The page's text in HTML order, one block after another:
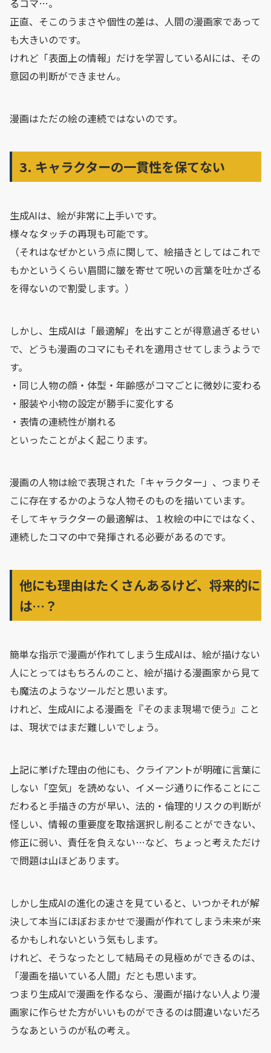
るコマ…。
正直、そこのうまさや個性の差は、人間の漫画家であって
も大きいのです。
けれど「表面上の情報」だけを学習しているAIには、その
意図の判断ができません。
漫画はただの絵の連続ではないのです。
3. キャラクターの一貫性を保てない
生成AIは、絵が非常に上手いです。
様々なタッチの再現も可能です。
（それはなぜかという点に関して、絵描きとしてはこれで
もかというくらい眉間に皺を寄せて呪いの言葉を吐かざる
を得ないので割愛します。）
しかし、生成AIは「最適解」を出すことが得意過ぎるせい
で、どうも漫画のコマにもそれを適用させてしまうようで
す。
・同じ人物の顔・体型・年齢感がコマごとに微妙に変わる
・服装や小物の設定が勝手に変化する
・表情の連続性が崩れる
といったことがよく起こります。
漫画の人物は絵で表現された「キャラクター」、つまりそ
こに存在するかのような人物そのものを描いています。
そしてキャラクターの最適解は、１枚絵の中にではなく、
連続したコマの中で発揮される必要があるのです。
他にも理由はたくさんあるけど、将来的に
は…？
簡単な指示で漫画が作れてしまう生成AIは、絵が描けない
人にとってはもちろんのこと、絵が描ける漫画家から見て
も魔法のようなツールだと思います。
けれど、生成AIによる漫画を『そのまま現場で使う』こと
は、現状ではまだ難しいでしょう。
上記に挙げた理由の他にも、クライアントが明確に言葉に
しない「空気」を読めない、イメージ通りに作ることにこ
だわると手描きの方が早い、法的・倫理的リスクの判断が
怪しい、情報の重要度を取捨選択し削ることができない、
修正に弱い、責任を負えない…など、ちょっと考えただけ
で問題は山ほどあります。
しかし生成AIの進化の速さを見ていると、いつかそれが解
決して本当にほぼおまかせで漫画が作れてしまう未来が来
るかもしれないという気もします。
けれど、そうなったとして結局その見極めができるのは、
「漫画を描いている人間」だとも思います。
つまり生成AIで漫画を作るなら、漫画が描けない人より漫
画家に作らせた方がいいものができるのは間違いないだろ
うなあというのが私の考え。